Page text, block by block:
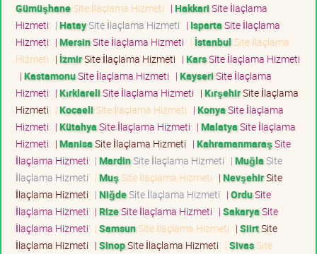
GümüşhaneSite İlaçlama Hizmeti | HakkariSite İlaçlama
Hizmeti | HataySite İlaçlama Hizmeti | IspartaSite İlaçlama
Hizmeti | MersinSite İlaçlama Hizmeti | İstanbul Site İlaçlama
Hizmeti | İzmirSite İlaçlama Hizmeti | KarsSite İlaçlama Hizmeti
| KastamonuSite İlaçlama Hizmeti | KayseriSite İlaçlama
Hizmeti | KırklareliSite İlaçlama Hizmeti | KırşehirSite İlaçlama
Hizmeti | Kocaeli Site İlaçlama Hizmeti | KonyaSite İlaçlama
Hizmeti | KütahyaSite İlaçlama Hizmeti | MalatyaSite İlaçlama
Hizmeti | ManisaSite İlaçlama Hizmeti | KahramanmaraşSite
İlaçlama Hizmeti | MardinSite İlaçlama Hizmeti | MuğlaSite
İlaçlama Hizmeti | Muş Site İlaçlama Hizmeti | NevşehirSite
İlaçlama Hizmeti | NiğdeSite İlaçlama Hizmeti | OrduSite
İlaçlama Hizmeti | RizeSite İlaçlama Hizmeti | SakaryaSite
İlaçlama Hizmeti | SamsunSite İlaçlama Hizmeti | SiirtSite
İlaçlama Hizmeti | SinopSite İlaçlama Hizmeti | SivasSite